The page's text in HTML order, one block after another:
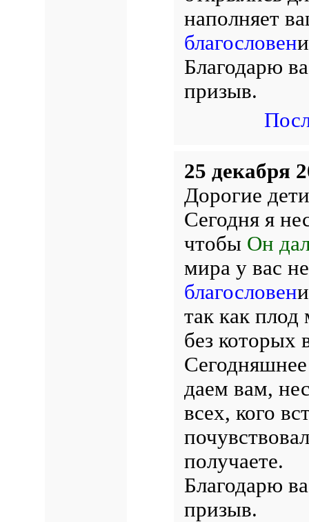
наполняет
благословен
Благодарю
призыв.
25 декабря
Дорогие
Сегодня я
чтобы Он
мира у вас
благословен
так как
без которых
даем вам,
всех, кого
получаете.
Благодарю
призыв.